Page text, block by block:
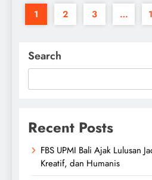
1 2 3 …
Search
Recent Posts
FBS UPMI Bali Ajak Lulusan
Kreatif, dan Humanis